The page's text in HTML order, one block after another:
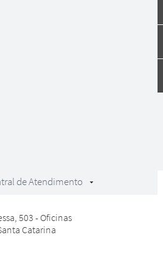
de Atendimento
503 - Oficinas
Catarina